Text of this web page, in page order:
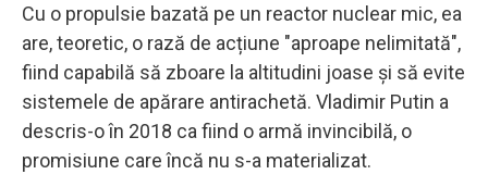
Cu o propulsie bazată pe un reactor nuclear mic, ea
are, teoretic, o rază de acțiune "aproape nelimitată",
fiind capabilă să zboare la altitudini joase și să evite
sistemele de apărare antirachetă. Vladimir Putin a
descris-o în 2018 ca fiind o armă invincibilă, o
promisiune care încă nu s-a materializat.